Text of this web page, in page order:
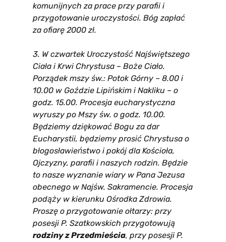
komunijnych za prace przy parafii i
przygotowanie uroczystości. Bóg zapłać
za ofiarę 2000 zł.
3. W czwartek Uroczystość Najświętszego
Ciała i Krwi Chrystusa – Boże Ciało.
Porządek mszy św.: Potok Górny – 8.00 i
10.00 w Goździe Lipińskim i Nakliku – o
godz. 15.00. Procesja eucharystyczna
wyruszy po Mszy św. o godz. 10.00.
Będziemy dziękować Bogu za dar
Eucharystii, będziemy prosić Chrystusa o
błogosławieństwo i pokój dla Kościoła,
Ojczyzny, parafii i naszych rodzin. Będzie
to nasze wyznanie wiary w Pana Jezusa
obecnego w Najśw. Sakramencie. Procesja
podąży w kierunku Ośrodka Zdrowia.
Proszę o przygotowanie ołtarzy: przy
posesji P. Szatkowskich przygotowują
rodziny z Przedmieścia, przy posesji P.